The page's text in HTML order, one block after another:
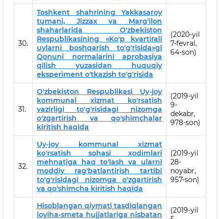
30.
Toshkent shahrining Yakkasaroy
tumani, Jizzax va Marg'ilon
shaharlarida O'zbekiston
Respublikasining «Ko'p kvartirali
uylarni boshqarish to'g'risida»gi
Qonuni normalarini aprobasiya
qilish yuzasidan huquqiy
eksperiment o'tkazish to'g'risida
(2020-yil
7-fevral,
64-son)
31.
O'zbekiston Respublikasi Uy-joy
kommunal xizmat ko'rsatish
vazirligi to'g'risidagi nizomga
o'zgartirish va qo'shimchalar
kiritish haqida
(2019-yil
9-
dekabr,
978-son)
32.
Uy-joy kommunal xizmat
ko'rsatish sohasi xodimlari
mehnatiga haq to'lash va ularni
moddiy rag'batlantirish tartibi
to'g'risidagi nizomga o'zgartirish
va qo'shimcha kiritish haqida
(2019-yil
28-
noyabr,
957-son)
Hisoblangan qiymati tasdiqlangan
loyiha-smeta hujjatlariga nisbatan
(2019-yil